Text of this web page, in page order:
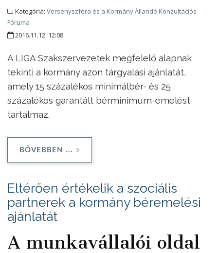
Kategória: Versenyszféra és a Kormány Állandó Konzultációs
Fóruma
2016.11.12. 12:08
A LIGA Szakszervezetek megfelelő alapnak
tekinti a kormány azon tárgyalási ajánlatát,
amely 15 százalékos minimálbér- és 25
százalékos garantált bérminimum-emelést
tartalmaz.
BŐVEBBEN ...
Eltérően értékelik a szociális
partnerek a kormány béremelési
ajánlatát
A munkavállalói oldal